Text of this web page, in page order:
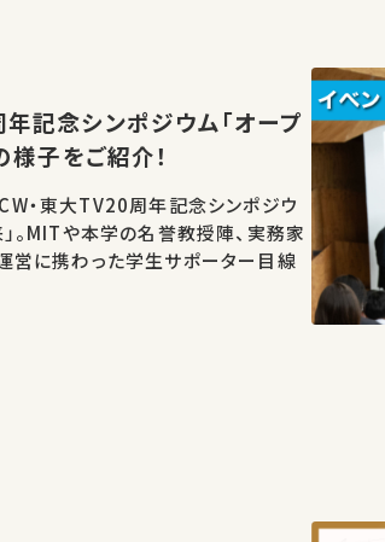
記念シンポジウム「オープ
様子をご紹介！
・東大TV20周年記念シンポジウ
。MITや本学の名誉教授陣、実務家
営に携わった学生サポーター目線